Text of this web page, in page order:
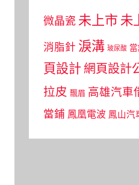
微晶瓷 未上市 未
消脂針 淚溝 玻尿酸
頁設計 網頁設計
拉皮 飄眉 高雄汽車
當鋪 鳳凰電波 鳳山汽